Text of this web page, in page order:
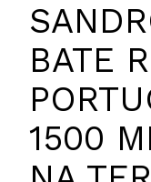
FOTOGRAFIAS
VIDEOS
IMAGEM DE
COMUNICADOS DE
NEWSLETTER FPA
BATE
1500